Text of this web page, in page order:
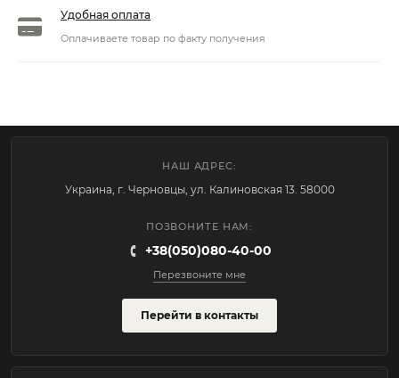
Удобная оплата
Оплачиваете товар по факту получения
НАШ АДРЕС:
Украина, г. Черновцы, ул. Калиновская 13. 58000
ПОЗВОНИТЕ НАМ:
+38(050)080-40-00
Перезвоните мне
Перейти в контакты